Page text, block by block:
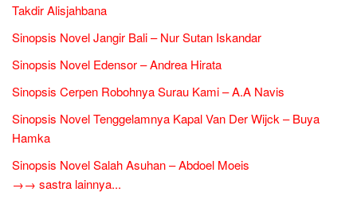
Takdir Alisjahbana
Sinopsis Novel Jangir Bali – Nur Sutan Iskandar
Sinopsis Novel Edensor – Andrea Hirata
Sinopsis Cerpen Robohnya Surau Kami – A.A Navis
Sinopsis Novel Tenggelamnya Kapal Van Der Wijck – Buya
Hamka
Sinopsis Novel Salah Asuhan – Abdoel Moeis
→→ sastra lainnya...